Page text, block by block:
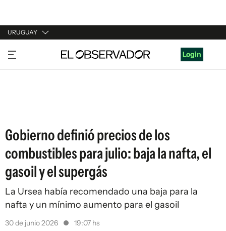
URUGUAY
URUGUAY
ARGENTINA
Login
Gobierno definió precios de los
combustibles para julio: baja la nafta, el
gasoil y el supergás
La Ursea había recomendado una baja para la
nafta y un mínimo aumento para el gasoil
30 de junio 2026 19:07 hs